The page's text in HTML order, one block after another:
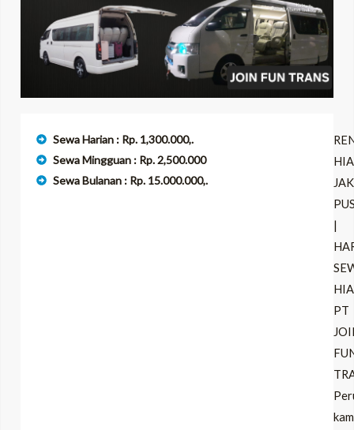
Sewa Harian : Rp. 1,300.000,.
Sewa Mingguan : Rp. 2,500.000
Sewa Bulanan : Rp. 15.000.000,.
|
PT